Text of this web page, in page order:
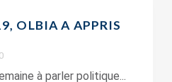
OLBIA A APPRIS
à parler politique...